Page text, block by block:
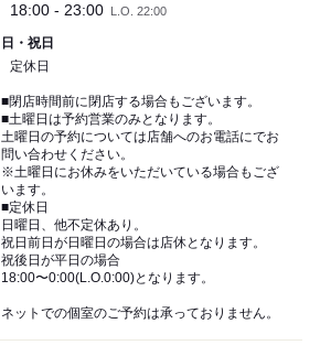
18:00 - 23:00 L.O. 22:00
日・祝日
定休日
■閉店時間前に閉店する場合もございます。
■土曜日は予約営業のみとなります。
土曜日の予約については店舗へのお電話にでお
問い合わせください。
※土曜日にお休みをいただいている場合もござ
います。
■定休日
日曜日、他不定休あり。
祝日前日が日曜日の場合は店休となります。
祝後日が平日の場合
18:00〜0:00(L.O.0:00)となります。
ネットでの個室のご予約は承っておりません。